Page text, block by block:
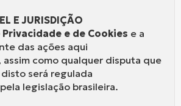
E JURISDIÇÃO
e de Cookies e a
das ações aqui
como qualquer disputa que
será regulada
legislação brasileira.